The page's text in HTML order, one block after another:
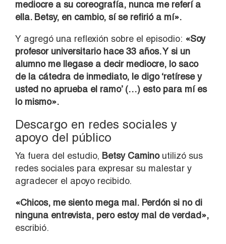
mediocre a su coreografía, nunca me referí a
ella. Betsy, en cambio, sí se refirió a mí».
Y agregó una reflexión sobre el episodio: «Soy
profesor universitario hace 33 años. Y si un
alumno me llegase a decir mediocre, lo saco
de la cátedra de inmediato, le digo ‘retírese y
usted no aprueba el ramo’ (…) esto para mí es
lo mismo».
Descargo en redes sociales y
apoyo del público
Ya fuera del estudio, Betsy Caminoutilizó sus
redes sociales para expresar su malestar y
agradecer el apoyo recibido.
«Chicos, me siento mega mal. Perdón si no di
ninguna entrevista, pero estoy mal de verdad»,
escribió.